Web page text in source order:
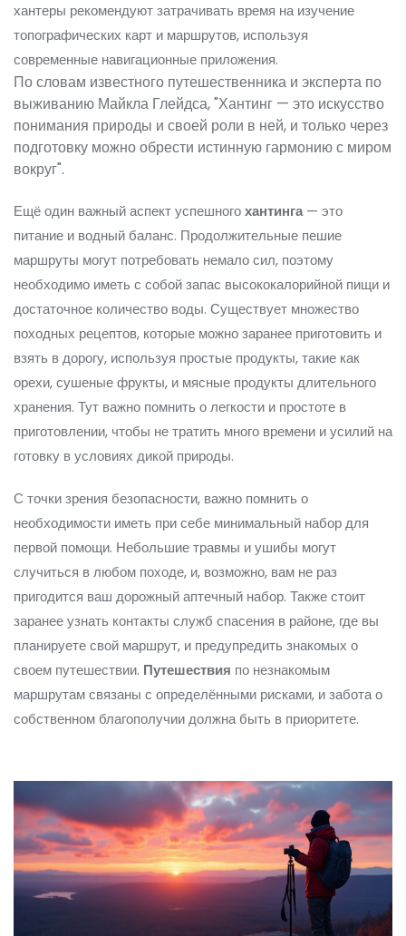
хантеры рекомендуют затрачивать время на изучение
топографических карт и маршрутов, используя
современные навигационные приложения.
По словам известного путешественника и эксперта по
выживанию Майкла Глейдса, "Хантинг — это искусство
понимания природы и своей роли в ней, и только через
подготовку можно обрести истинную гармонию с миром
вокруг".
Ещё один важный аспект успешногохантинга— это
питание и водный баланс. Продолжительные пешие
маршруты могут потребовать немало сил, поэтому
необходимо иметь с собой запас высококалорийной пищи и
достаточное количество воды. Существует множество
походных рецептов, которые можно заранее приготовить и
взять в дорогу, используя простые продукты, такие как
орехи, сушеные фрукты, и мясные продукты длительного
хранения. Тут важно помнить о легкости и простоте в
приготовлении, чтобы не тратить много времени и усилий на
готовку в условиях дикой природы.
С точки зрения безопасности, важно помнить о
необходимости иметь при себе минимальный набор для
первой помощи. Небольшие травмы и ушибы могут
случиться в любом походе, и, возможно, вам не раз
пригодится ваш дорожный аптечный набор. Также стоит
заранее узнать контакты служб спасения в районе, где вы
планируете свой маршрут, и предупредить знакомых о
своем путешествии. Путешествия по незнакомым
маршрутам связаны с определёнными рисками, и забота о
собственном благополучии должна быть в приоритете.